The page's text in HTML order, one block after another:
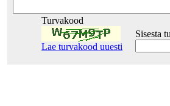
Turvakood
Lae turvakood uuesti
Sisesta